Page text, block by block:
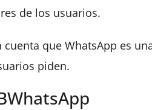
de los usuarios.
que WhatsApp es
piden.